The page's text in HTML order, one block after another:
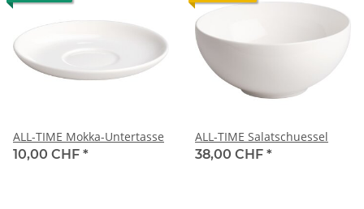
ALL-TIME Mokka-Untertasse
10,00 CHF *
ALL-TIME Salatschuessel
38,00 CHF *